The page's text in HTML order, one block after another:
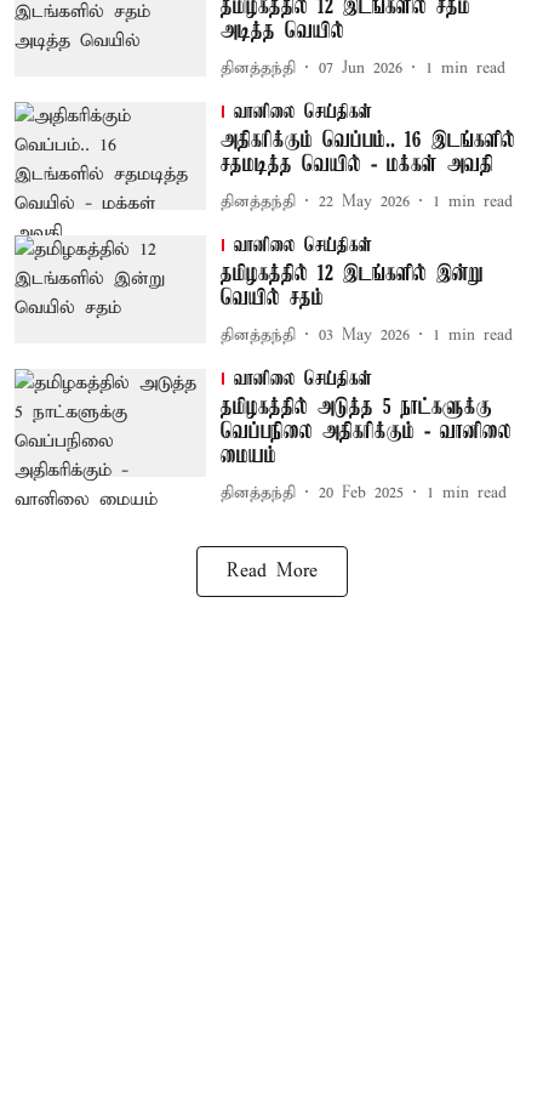
தமிழகத்தில் 12 இடங்களில் சதம்
அடித்த வெயில்
தினத்தந்தி 07 Jun 2026 1 min read
வானிலை செய்திகள்
அதிகரிக்கும் வெப்பம்.. 16 இடங்களில்
சதமடித்த வெயில் - மக்கள் அவதி
தினத்தந்தி 22 May 2026 1 min read
வானிலை செய்திகள்
தமிழகத்தில் 12 இடங்களில் இன்று
வெயில் சதம்
தினத்தந்தி 03 May 2026 1 min read
வானிலை செய்திகள்
தமிழகத்தில் அடுத்த 5 நாட்களுக்கு
வெப்பநிலை அதிகரிக்கும் - வானிலை
மையம்
தினத்தந்தி 20 Feb 2025 1 min read
Read More